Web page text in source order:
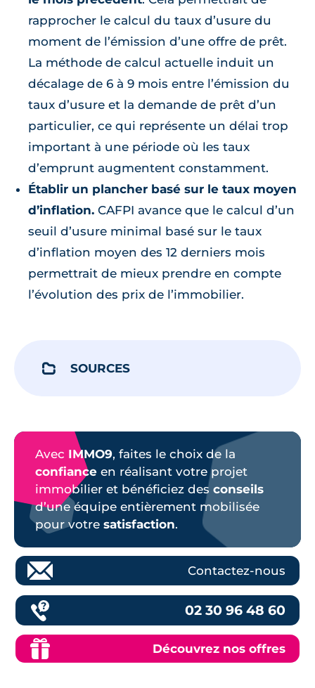
rapprocher le calcul du taux d’usure du
moment de l’émission d’une offre de prêt.
La méthode de calcul actuelle induit un
décalage de 6 à 9 mois entre l’émission du
taux d’usure et la demande de prêt d’un
particulier, ce qui représente un délai trop
important à une période où les taux
d’emprunt augmentent constamment.
Établir un plancher basé sur le taux moyen
d’inflation. CAFPI avance que le calcul d’un
seuil d’usure minimal basé sur le taux
d’inflation moyen des 12 derniers mois
permettrait de mieux prendre en compte
l’évolution des prix de l’immobilier.
SOURCES
Avec IMMO9, faites le choix de la
confiance en réalisant votre projet
immobilier et bénéficiez des conseils
d’une équipe entièrement mobilisée
pour votre satisfaction.
Contactez-nous
02 30 96 48 60
Découvrez nos offres